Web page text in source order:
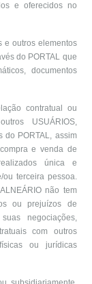
e oferecidos no
e outros elementos
do PORTAL que
documentos
contratual ou
USUÁRIOS,
do PORTAL, assim
e venda de
única e
terceira pessoa.
não tem
ou prejuízos de
negociações,
com outros
ou jurídicas